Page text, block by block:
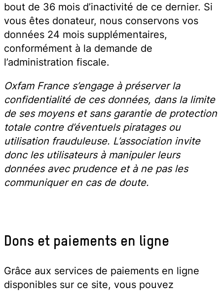
bout de 36 mois d’inactivité de ce dernier. Si
vous êtes donateur, nous conservons vos
données 24 mois supplémentaires,
conformément à la demande de
l’administration fiscale.
Oxfam France s’engage à préserver la
confidentialité de ces données, dans la limite
de ses moyens et sans garantie de protection
totale contre d’éventuels piratages ou
utilisation frauduleuse. L’association invite
donc les utilisateurs à manipuler leurs
données avec prudence et à ne pas les
communiquer en cas de doute.
Dons et paiements en ligne
Grâce aux services de paiements en ligne
disponibles sur ce site, vous pouvez